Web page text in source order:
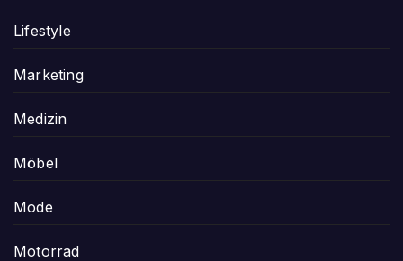
Lifestyle
Marketing
Medizin
Möbel
Mode
Motorrad